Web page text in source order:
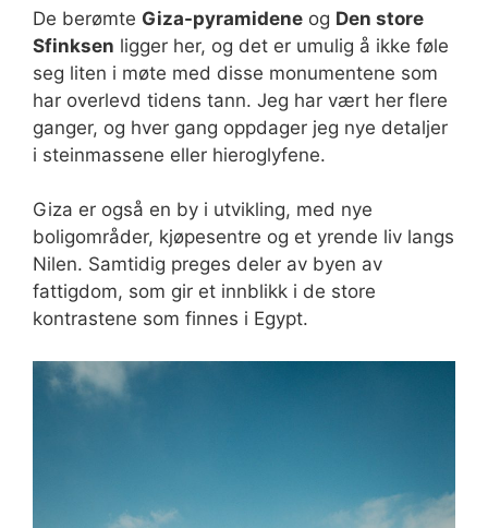
De berømte Giza-pyramidene og Den store
Sfinksen ligger her, og det er umulig å ikke føle
seg liten i møte med disse monumentene som
har overlevd tidens tann. Jeg har vært her flere
ganger, og hver gang oppdager jeg nye detaljer
i steinmassene eller hieroglyfene.
Giza er også en by i utvikling, med nye
boligområder, kjøpesentre og et yrende liv langs
Nilen. Samtidig preges deler av byen av
fattigdom, som gir et innblikk i de store
kontrastene som finnes i Egypt.